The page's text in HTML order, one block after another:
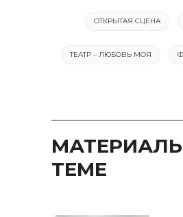
ОТКРЫТАЯ СЦЕНА
ТЕАТР – ЛЮБОВЬ МОЯ
ТЕМЕ